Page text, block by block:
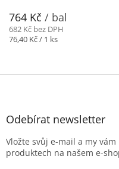
764 Kč / bal
682 Kč bez DPH
Měrná
76,40 Kč / 1 ks
Z
Odebírat newsletter
Vložte svůj e-mail a my
produktech na našem e-